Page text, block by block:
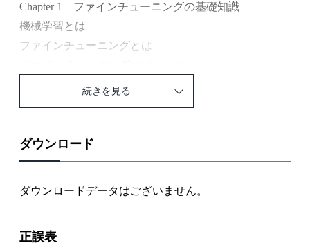
Chapter 1 ファインチューニングの基礎知識
機械学習とは
ファインチューニングとは
発展的な話題
このChapterで取り扱うタスクと機械学習モデル
画像ファインチューニングのしくみ
物体検出モデルのファインチューニング
教師なし異常検知
続きを見る
ダウンロード
ダウンロードデータはございません。
正誤表